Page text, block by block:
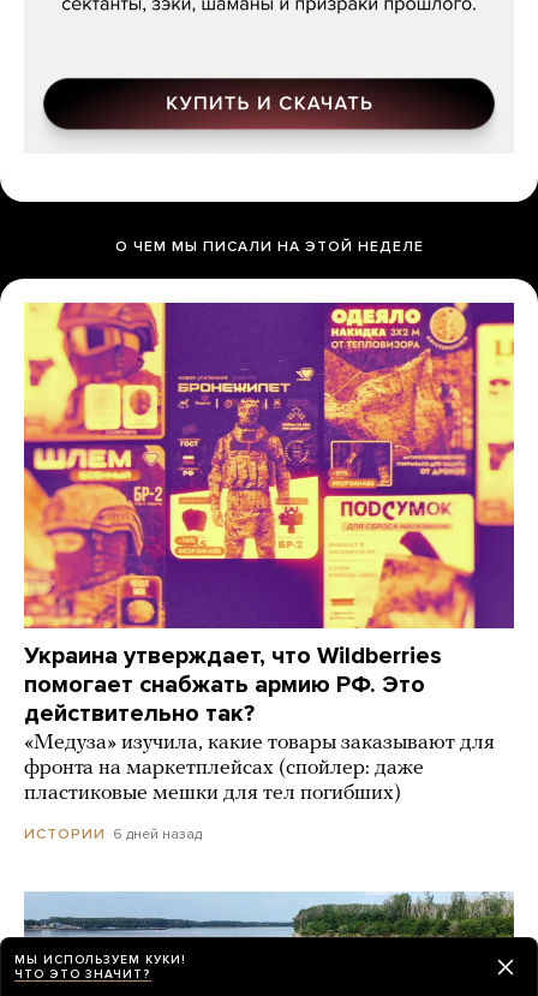
О ЧЕМ МЫ ПИСАЛИ НА ЭТОЙ НЕДЕЛЕ
Украина утверждает, что Wildberries
помогает снабжать армию РФ. Это
действительно так?
«Медуза» изучила, какие товары заказывают для
фронта на маркетплейсах (спойлер: даже
пластиковые мешки для тел погибших)
ИСТОРИИ 6 дней назад
МЫ ИСПОЛЬЗУЕМ КУКИ!
ЧТО ЭТО ЗНАЧИТ?